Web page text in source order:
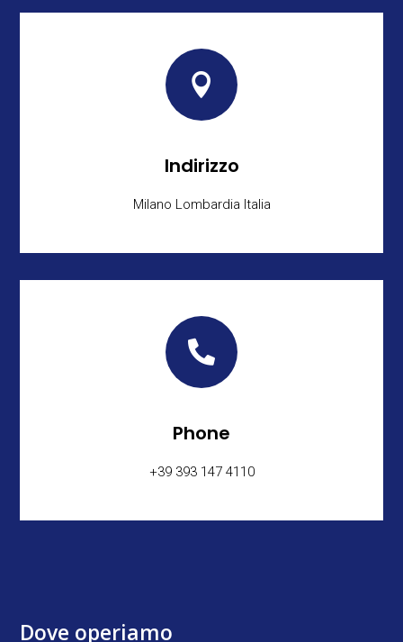

Indirizzo
Milano Lombardia Italia

Phone
+39 393 147 4110
Dove operiamo